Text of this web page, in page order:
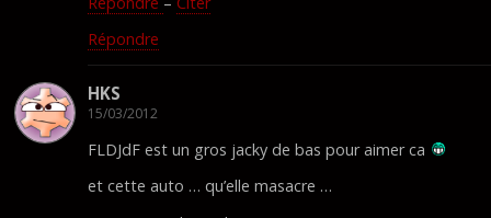
Répondre
HKS
15/03/2012
FLDJdF est un gros jacky de bas pour aimer ca
et cette auto … qu’elle masacre …